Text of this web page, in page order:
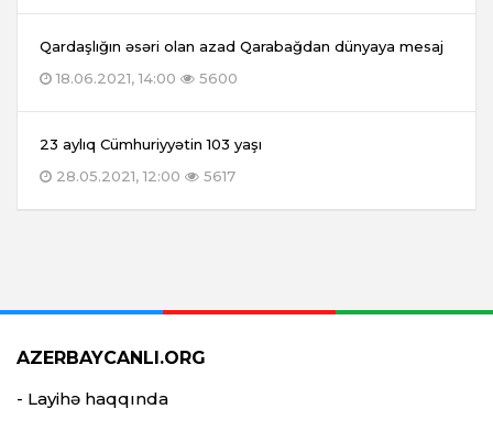
Qardaşlığın əsəri olan azad Qarabağdan dünyaya mesaj
18.06.2021, 14:00
5600
23 aylıq Cümhuriyyətin 103 yaşı
28.05.2021, 12:00
5617
AZERBAYCANLI.ORG
- Layihə haqqında